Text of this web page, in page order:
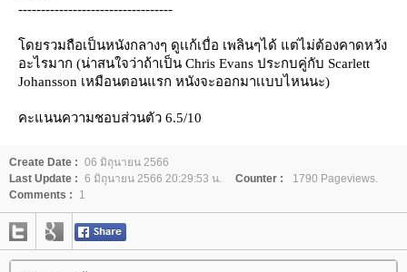
----------------------------------
ดยรวมถือเป็นหนังกลางๆ ดูเเก้เบื่อ เพลินๆได้ แต่ไม่ต้องคาดหวัง
อะไรมาก (น่าสนใจว่าถ้าเป็น Chris Evans ประกบคู่กับ Scarlett
Johansson เหมือนตอนแรก หนังจะออกมาเเบบไหนนะ)
คะแนนความชอบส่วนตัว 6.5/10
Create Date : 06 มิถุนายน 2566
Last Update : 6 มิถุนายน 2566 20:29:53 น. Counter :
1790 Pageviews.
Comments :
1